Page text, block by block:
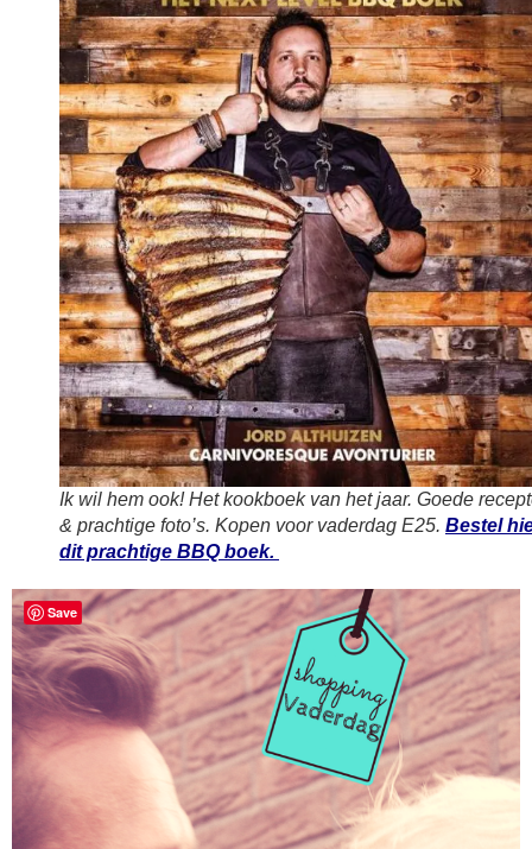
Ik wil hem ook! Het kookboek van het jaar. Goede
& prachtige foto’s. Kopen voor vaderdag E25. Bestel
dit prachtige BBQ boek.
Save